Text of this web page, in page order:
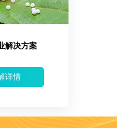
解决方案
详情